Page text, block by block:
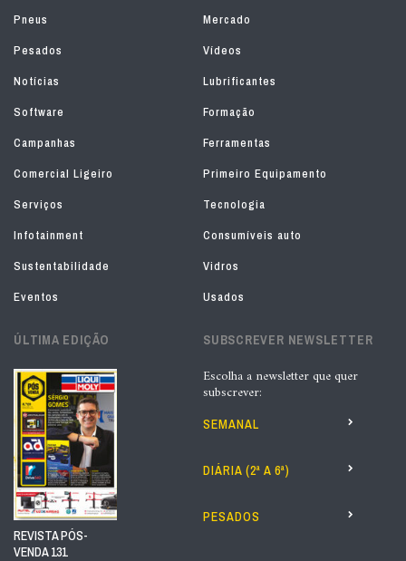
Pneus
Mercado
Pesados
Vídeos
Notícias
Lubrificantes
Software
Formação
Campanhas
Ferramentas
Comercial Ligeiro
Primeiro Equipamento
Serviços
Tecnologia
Infotainment
Consumíveis auto
Sustentabilidade
Vidros
Eventos
Usados
ÚLTIMA EDIÇÃO
REVISTA PÓS-
VENDA 131
SUBSCREVER NEWSLETTER
Escolha a newsletter que quer
subscrever:
SEMANAL
DIÁRIA (2ª A 6ª)
PESADOS